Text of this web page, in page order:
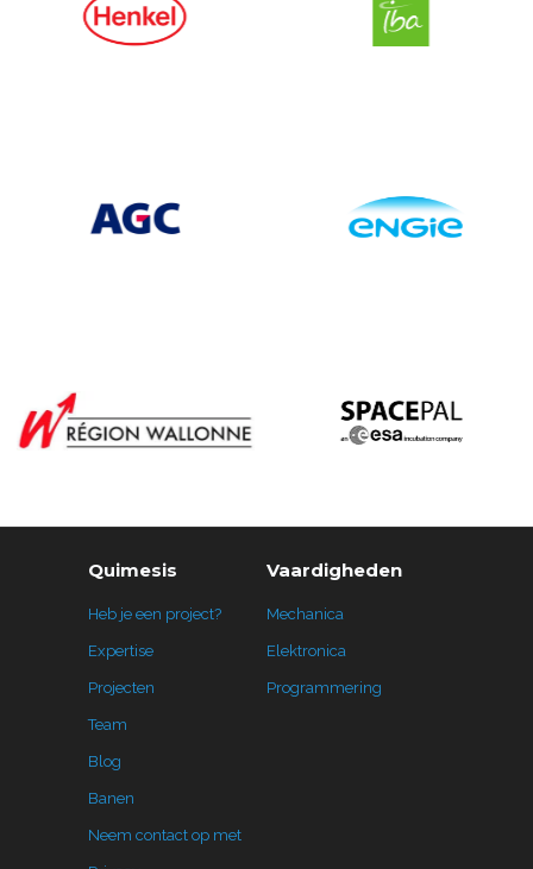
Quimesis
Heb je een project?
Expertise
Projecten
Team
Blog
Banen
Neem contact op met
Vaardigheden
Mechanica
Elektronica
Programmering